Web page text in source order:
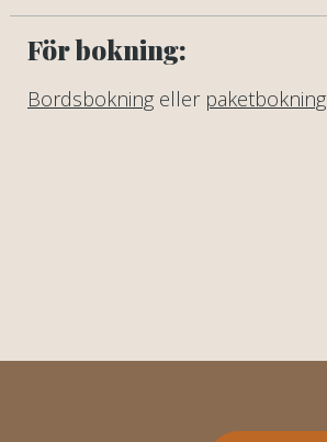
För bokning:
Bordsbokning eller paketbokning